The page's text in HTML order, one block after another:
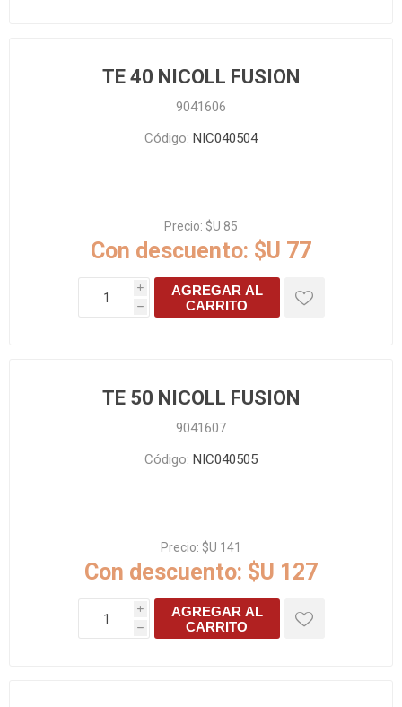
TE 40 NICOLL FUSION
9041606
Código: NIC040504
Precio: $U 85
Con descuento: $U 77
i
h
AGREGAR AL
CARRITO
TE 50 NICOLL FUSION
9041607
Código: NIC040505
Precio: $U 141
Con descuento: $U 127
i
h
AGREGAR AL
CARRITO